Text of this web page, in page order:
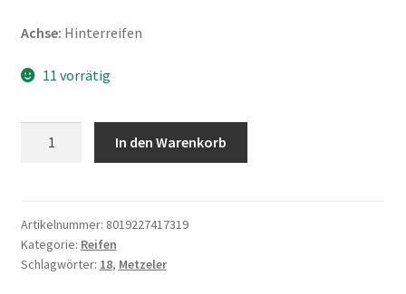
Achse: Hinterreifen
11 vorrätig
70S
KAROO
4
In den Warenkorb
Artikelnummer: 8019227417319
Kategorie: Reifen
Schlagwörter: 18, Metzeler